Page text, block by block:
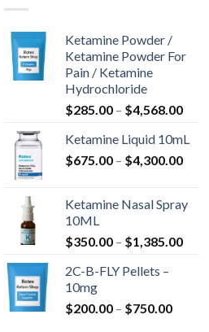
Ketamine Powder /
Ketamine Powder For
Pain / Ketamine
Hydrochloride
$285.00 – $4,568.00
kuni
Ketamine Liquid 10mL
$675.00 – $4,300.00
Ketamine Nasal Spray
10ML
$350.00 – $1,385.00
2C-B-FLY Pellets –
10mg
$200.00 – $750.00